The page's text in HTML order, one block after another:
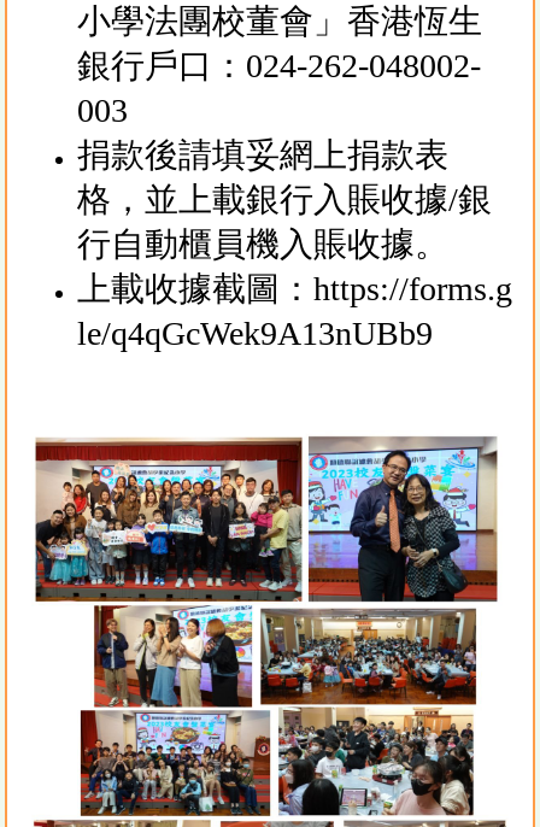
小學法團校董會」香港恆生
銀行戶口：024-262-048002-
003
捐款後請填妥網上捐款表
格，並上載銀行入賬收據/銀
行自動櫃員機入賬收據。
上載收據截圖： https://forms.g
le/q4qGcWek9A13nUBb9